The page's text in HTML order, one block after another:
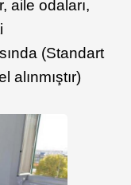
aile odaları,
(Standart